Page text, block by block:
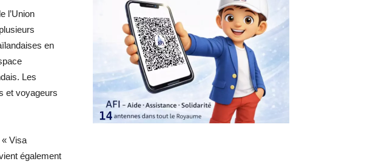
l’Union
en
Les
et voyageurs
« Visa
également